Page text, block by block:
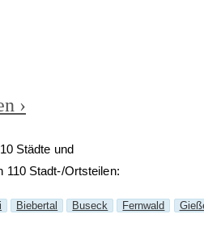
›
Städte und
110 Stadt-/Ortsteilen:
Biebertal Buseck Fernwald